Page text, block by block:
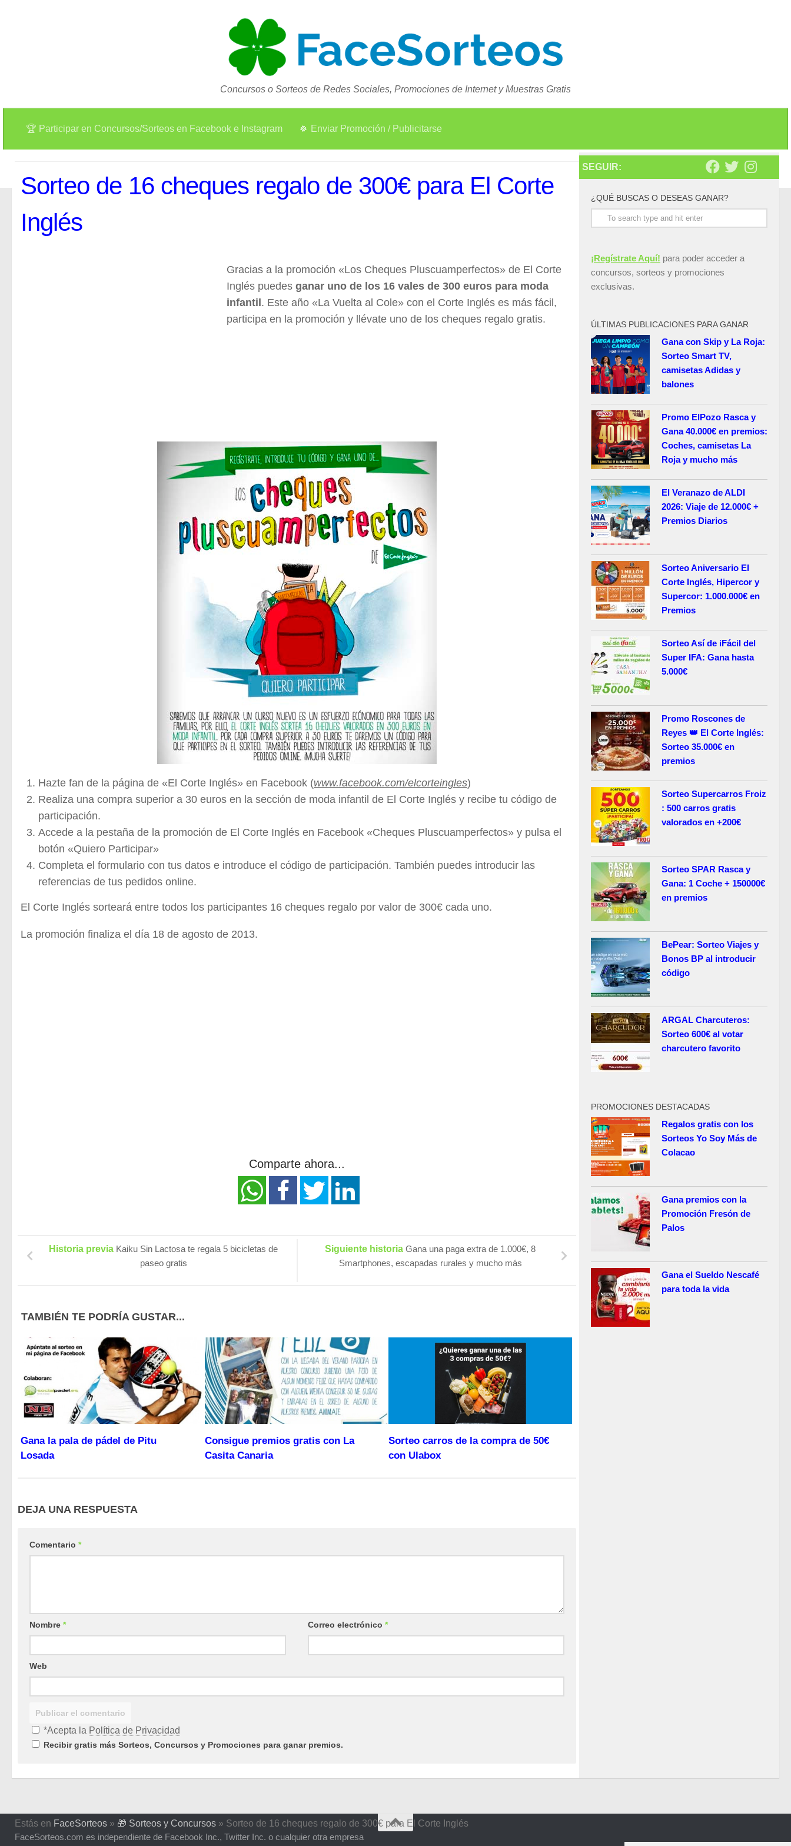
Concursos o Sorteos de Redes Sociales, Promociones de Internet y Muestras Gratis
🏆 Participar en Concursos/Sorteos en Facebook e Instagram 🍀 Enviar Promoción / Publicitarse
Sorteo de 16 cheques regalo de 300€ para El Corte
Inglés
Gracias a la promoción «Los Cheques Pluscuamperfectos» de El Corte
Inglés puedes ganar uno de los 16 vales de 300 euros para moda
infantil . Este año «La Vuelta al Cole» con el Corte Inglés es más fácil,
participa en la promoción y llévate uno de los cheques regalo gratis.
Hazte fan de la página de «El Corte Inglés» en Facebook (www.facebook.com/elcorteingles)
Realiza una compra superior a 30 euros en la sección de moda infantil de El Corte Inglés y recibe tu código de
participación.
Accede a la pestaña de la promoción de El Corte Inglés en Facebook «Cheques Pluscuamperfectos» y pulsa el
botón «Quiero Participar»
Completa el formulario con tus datos e introduce el código de participación. También puedes introducir las
referencias de tus pedidos online.
El Corte Inglés sorteará entre todos los participantes 16 cheques regalo por valor de 300€ cada uno.
La promoción finaliza el día 18 de agosto de 2013.
Comparte ahora...
Siguiente historia Gana una paga extra de 1.000€, 8
Smartphones, escapadas rurales y mucho más
Historia previa Kaiku Sin Lactosa te regala 5 bicicletas de
paseo gratis
TAMBIÉN TE PODRÍA GUSTAR...
Gana la pala de pádel de Pitu
Losada
Consigue premios gratis con La
Casita Canaria
Sorteo carros de la compra de 50€
con Ulabox
DEJA UNA RESPUESTA
Comentario *
Nombre * Correo electrónico *
Web
*Acepta la Política de Privacidad
Recibir gratis más Sorteos, Concursos y Promociones para ganar premios.
SEGUIR:
¿QUÉ BUSCAS O DESEAS GANAR?
¡Regístrate Aquí! para poder acceder a
concursos, sorteos y promociones
exclusivas.
ÚLTIMAS PUBLICACIONES PARA GANAR
Gana con Skip y La Roja:
Sorteo Smart TV,
camisetas Adidas y
balones
Promo ElPozo Rasca y
Gana 40.000€ en premios:
Coches, camisetas La
Roja y mucho más
El Veranazo de ALDI
2026: Viaje de 12.000€ +
Premios Diarios
Sorteo Aniversario El
Corte Inglés, Hipercor y
Supercor: 1.000.000€ en
Premios
Sorteo Así de iFácil del
Super IFA: Gana hasta
5.000€
Promo Roscones de
Reyes 👑 El Corte Inglés:
Sorteo 35.000€ en
premios
Sorteo Supercarros Froiz
: 500 carros gratis
valorados en +200€
Sorteo SPAR Rasca y
Gana: 1 Coche + 150000€
en premios
BePear: Sorteo Viajes y
Bonos BP al introducir
código
ARGAL Charcuteros:
Sorteo 600€ al votar
charcutero favorito
PROMOCIONES DESTACADAS
Regalos gratis con los
Sorteos Yo Soy Más de
Colacao
Gana premios con la
Promoción Fresón de
Palos
Gana el Sueldo Nescafé
para toda la vida
Estás en FaceSorteos » 🎁 Sorteos y Concursos » Sorteo de 16 cheques regalo de 300€ para El Corte Inglés
FaceSorteos.com es independiente de Facebook Inc., Twitter Inc. o cualquier otra empresa